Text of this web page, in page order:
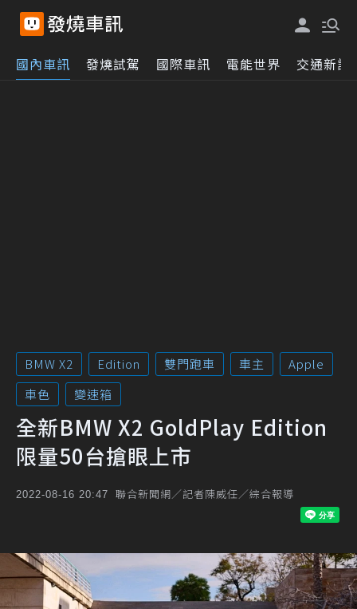
國內車訊 發燒試駕 國際車訊 電能世界 交通新訊
BMW X2 Edition 雙門跑車 車主
Apple
車色
變速箱
全新BMW X2 GoldPlay Edition
限量50台搶眼上市
2022-08-16 20:47 聯合新聞網／記者陳威任／綜合報導